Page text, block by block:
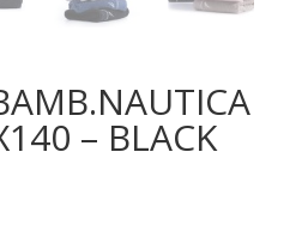
– BLACK